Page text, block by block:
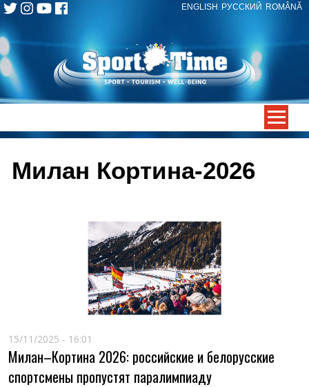
ENGLISH РУССКИЙ ROMÂNĂ
Skip
to
content
Милан Кортина-2026
15/11/2025 - 16:01
Милан–Кортина 2026: российские и белорусские
спортсмены пропустят паралимпиаду